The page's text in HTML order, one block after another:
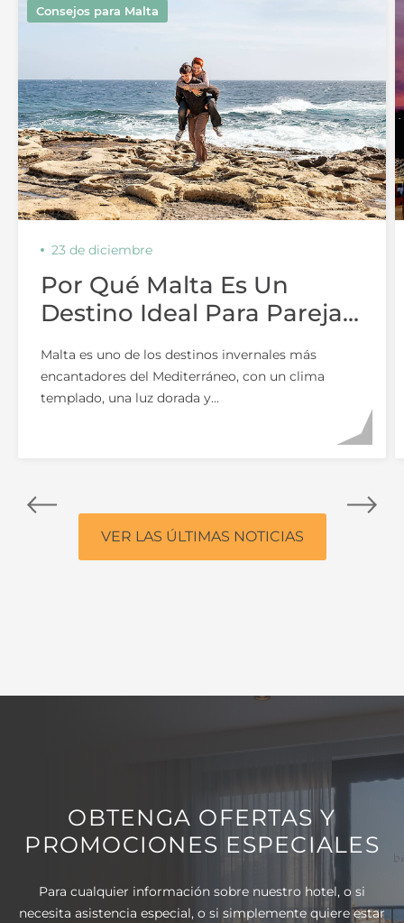
Consejos para Malta
23 de diciembre
Por Qué Malta Es Un
Destino Ideal Para Parejas
Malta es uno de los destinos invernales más
encantadores del Mediterráneo, con un clima
templado, una luz dorada y...
VER LAS ÚLTIMAS NOTICIAS
OBTENGA OFERTAS Y
PROMOCIONES ESPECIALES
Para cualquier información sobre nuestro hotel, o si
necesita asistencia especial, o si simplemente quiere estar